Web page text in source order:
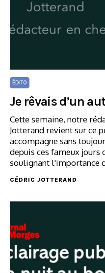
ÉDITO
Je rêvais d’un
Cette semaine, notre
Jotterand revient sur ce
accompagne sans
depuis ces fameux jours
soulignant l'importance
CÉDRIC JOTTERAND